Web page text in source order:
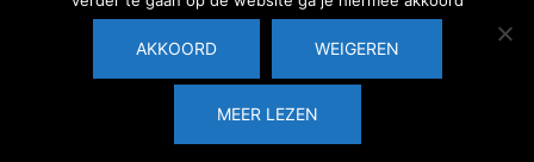
© 2026 I Am. Proudly powered by
AKKOORD WEIGEREN
MEER LEZEN